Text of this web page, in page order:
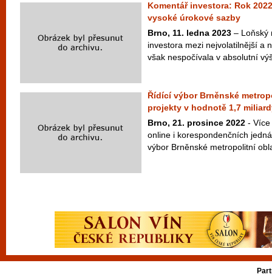
Komentář investora: Rok
vysoké úrokové sazby
Brno, 11. ledna 2023 – Loňský
investora mezi nejvolatilnější a
však nespočívala v absolutní
Řídící výbor Brněnské
projekty v hodnotě 1,7
Brno, 21. prosince 2022 - Více
online i korespondenčních
výbor Brněnské metropolitní